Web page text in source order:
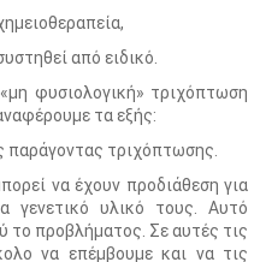
από ειδικό.
φυσιολογική» τριχόπτωση
τα εξής:
παράγοντας τριχόπτωσης.
να έχουν προδιάθεση για
γενετικό υλικό τους. Αυτό
το προβλήματος. Σε αυτές τις
να επέμβουμε και να τις